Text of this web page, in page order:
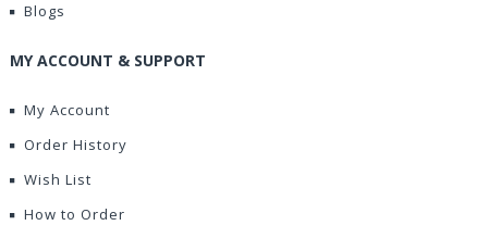
Blogs
MY ACCOUNT & SUPPORT
My Account
Order History
Wish List
How to Order